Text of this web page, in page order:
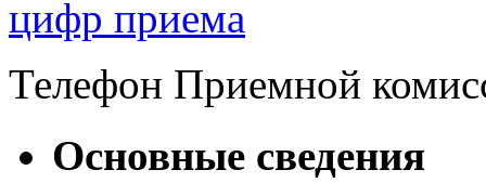
цифр приема
Телефон Приемной
Основные сведения